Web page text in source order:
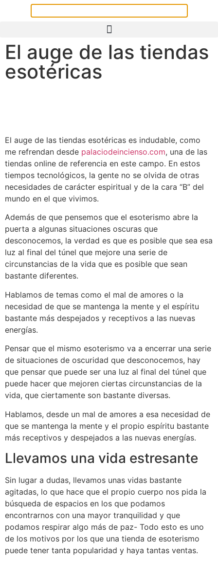
El auge de las tiendas
esotéricas
El auge de las tiendas esotéricas es indudable, como
me refrendan desde palaciodeincienso.com, una de las
tiendas online de referencia en este campo. En estos
tiempos tecnológicos, la gente no se olvida de otras
necesidades de carácter espiritual y de la cara “B” del
mundo en el que vivimos.
Además de que pensemos que el esoterismo abre la
puerta a algunas situaciones oscuras que
desconocemos, la verdad es que es posible que sea esa
luz al final del túnel que mejore una serie de
circunstancias de la vida que es posible que sean
bastante diferentes.
Hablamos de temas como el mal de amores o la
necesidad de que se mantenga la mente y el espíritu
bastante más despejados y receptivos a las nuevas
energías.
Pensar que el mismo esoterismo va a encerrar una serie
de situaciones de oscuridad que desconocemos, hay
que pensar que puede ser una luz al final del túnel que
puede hacer que mejoren ciertas circunstancias de la
vida, que ciertamente son bastante diversas.
Hablamos, desde un mal de amores a esa necesidad de
que se mantenga la mente y el propio espíritu bastante
más receptivos y despejados a las nuevas energías.
Llevamos una vida estresante
Sin lugar a dudas, llevamos unas vidas bastante
agitadas, lo que hace que el propio cuerpo nos pida la
búsqueda de espacios en los que podamos
encontrarnos con una mayor tranquilidad y que
podamos respirar algo más de paz- Todo esto es uno
de los motivos por los que una tienda de esoterismo
puede tener tanta popularidad y haya tantas ventas.